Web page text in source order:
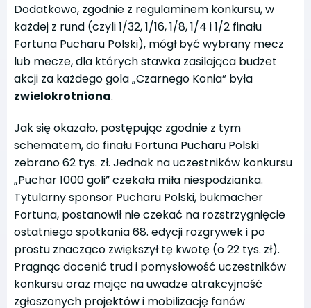
Dodatkowo, zgodnie z regulaminem konkursu, w
każdej z rund (czyli 1/32, 1/16, 1/8, 1/4 i 1/2 finału
Fortuna Pucharu Polski), mógł być wybrany mecz
lub mecze, dla których stawka zasilająca budżet
akcji za każdego gola „Czarnego Konia” była
zwielokrotniona.
Jak się okazało, postępując zgodnie z tym
schematem, do finału Fortuna Pucharu Polski
zebrano 62 tys. zł. Jednak na uczestników konkursu
„Puchar 1000 goli” czekała miła niespodzianka.
Tytularny sponsor Pucharu Polski, bukmacher
Fortuna, postanowił nie czekać na rozstrzygnięcie
ostatniego spotkania 68. edycji rozgrywek i po
prostu znacząco zwiększył tę kwotę (o 22 tys. zł).
Pragnąc docenić trud i pomysłowość uczestników
konkursu oraz mając na uwadze atrakcyjność
zgłoszonych projektów i mobilizację fanów